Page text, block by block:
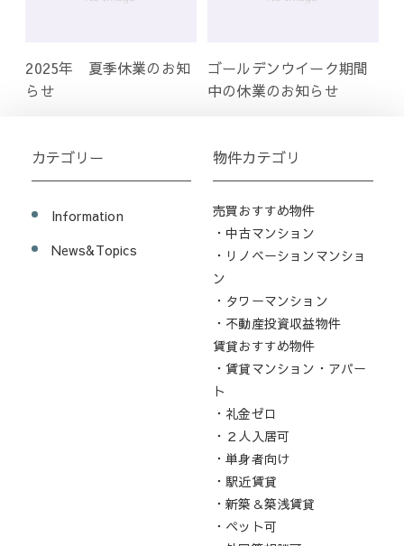
2025年 夏季休業のお知
らせ
ゴールデンウイーク期間
中の休業のお知らせ
カテゴリー
Information
News&Topics
物件カテゴリ
売買おすすめ物件
・中古マンション
・リノベーションマンショ
ン
・タワーマンション
・不動産投資収益物件
賃貸おすすめ物件
・賃貸マンション・アパー
ト
・礼金ゼロ
・２人入居可
・単身者向け
・駅近賃貸
・新築＆築浅賃貸
・ペット可